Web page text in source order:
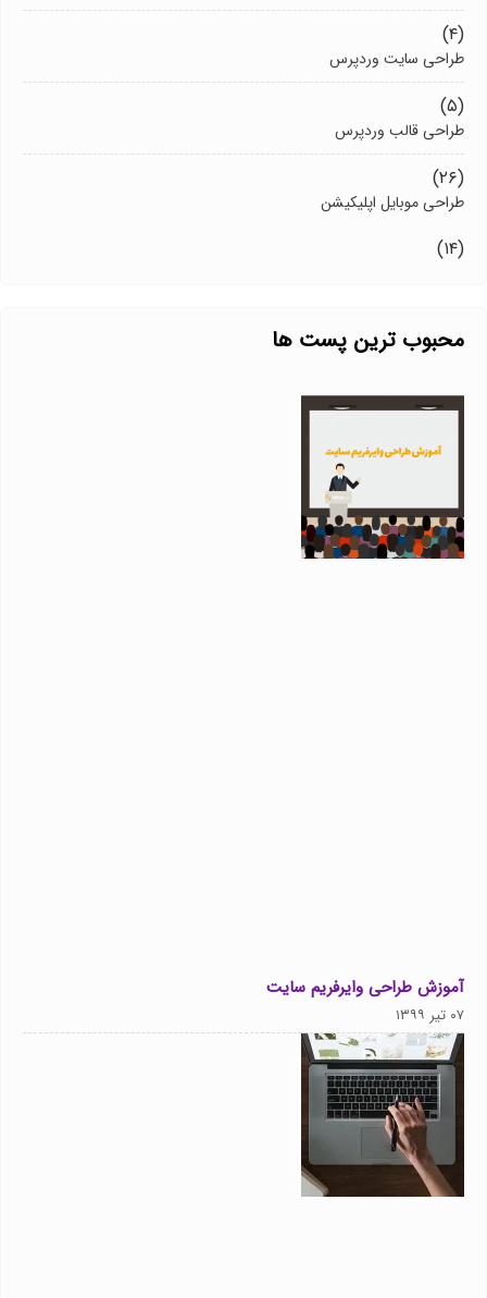
(۴)
طراحی سایت وردپرس
(۵)
طراحی قالب وردپرس
(۲۶)
طراحی موبایل اپلیکیشن
(۱۴)
محبوب ترین پست ها
آموزش طراحی وایرفریم سایت
۰۷ تیر ۱۳۹۹